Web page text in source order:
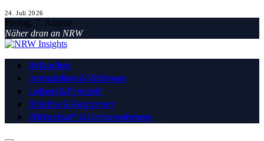
24. Juli 2026
Freitag, 7. August
Näher dran an NRW
Aktuelles
Immobilien & Wohnen
Leben & Freizeit
Städte & Regionen
Wirtschaft & Unternehmen